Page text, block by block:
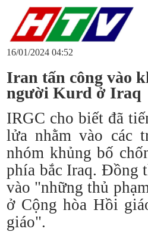
16/01/2024 04:52
Iran tấn công vào
người Kurd ở Iraq
IRGC cho biết đã
lửa nhằm vào các
nhóm khủng bố
phía bắc Iraq. Đồng
vào "những thủ
ở Cộng hòa Hồi
giáo".